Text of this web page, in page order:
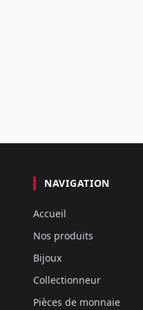
NAVIGATION
Accueil
Nos produits
Bijoux
Collectionneur
Pièces de monnaie